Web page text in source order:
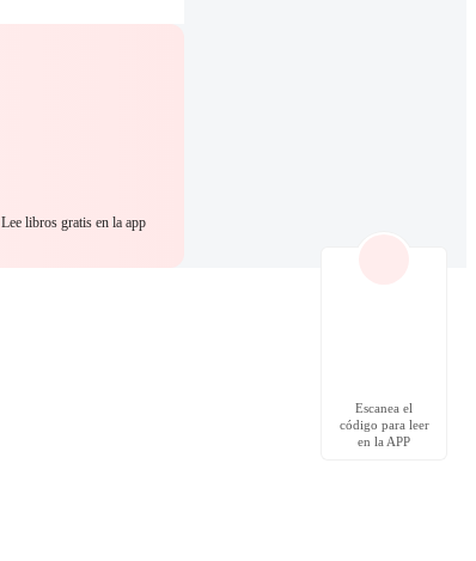
Lee libros gratis en la app
Escanea el
código para leer
en la APP